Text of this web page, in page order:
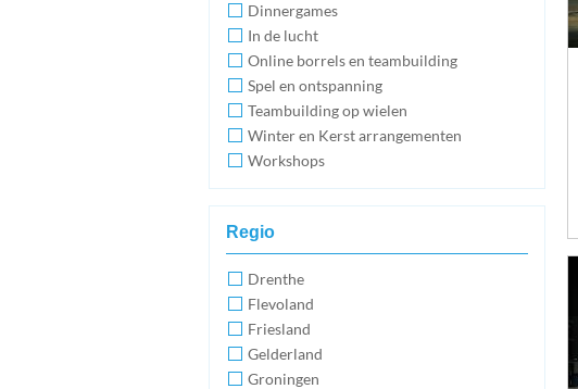
Dinnergames
In de lucht
Online borrels en teambuilding
Spel en ontspanning
Teambuilding op wielen
Winter en Kerst arrangementen
Workshops
Regio
Drenthe
Flevoland
Friesland
Gelderland
Groningen